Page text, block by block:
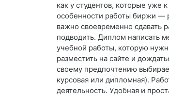
как у студентов, которые уже
особенности работы биржи —
важно своевременно сдавать
подводить. Диплом написать
учебной работы, которую
разместить на сайте и
своему предпочтению
курсовая или дипломная).
деятельность. Удобная и